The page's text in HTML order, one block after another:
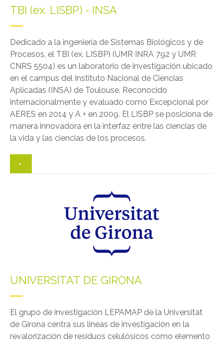
TBI (ex. LISBP) - INSA
Dedicado a la ingeniería de Sistemas Biológicos y de
Procesos, el TBI (ex. LISBP) (UMR INRA 792 y UMR
CNRS 5504) es un laboratorio de investigación ubicado
en el campus del Instituto Nacional de Ciencias
Aplicadas (INSA) de Toulouse. Reconocido
internacionalmente y evaluado como Excepcional por
AERES en 2014 y A + en 2009. El LISBP se posiciona de
manera innovadora en la interfaz entre las ciencias de
la vida y las ciencias de los procesos.
+
UNIVERSITAT DE GIRONA
El grupo de investigación LEPAMAP de la Universitat
de Girona centra sus lineas de investigación en la
revalorización de residuos celulósicos como elemento